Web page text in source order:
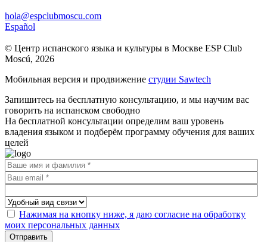
hola@espclubmoscu.com
Español
© Центр испанского языка и культуры в Москве ESP Club
Moscú, 2026
Мобильная версия и продвижение студии Sawtech
Запишитесь на бесплатную консультацию, и мы научим вас
говорить на испанском свободно
На бесплатной консультации определим ваш уровень
владения языком и подберём программу обучения для ваших
целей
Нажимая на кнопку ниже, я даю согласие на обработку
моих персональных данных
Отправить